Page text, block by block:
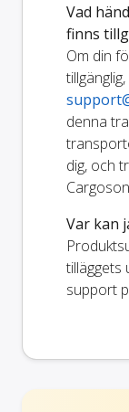
Vad
finns
Om din
denna
dig, och
Var kan
tilläggets
support